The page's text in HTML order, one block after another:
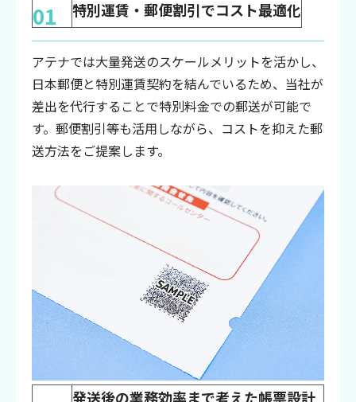
01 特別運賃・郵便割引でコスト最適化
アテナでは大量発送のスケールメリットを活かし、
日本郵便と特別運賃契約を結んでいるため、当社が
差出を代行することで特別料金での郵送が可能で
す。郵便割引等も活用しながら、コストを抑えた郵
送方法をご提案します。
発送後の業務効率まで考えた帳票設計